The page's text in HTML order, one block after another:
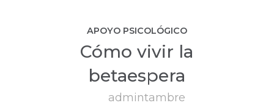
APOYO PSICOLÓGICO
Cómo vivir la
betaespera
admintambre